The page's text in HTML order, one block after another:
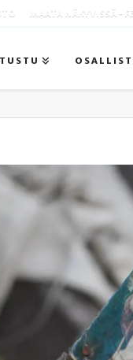
MAATA NÄKYVISSÄ -